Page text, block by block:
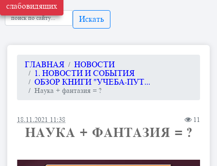
слабовидящих
Искать
ГЛАВНАЯ
НОВОСТИ
1. НОВОСТИ И СОБЫТИЯ
ОБЗОР КНИГИ "УЧЕБА-ПУТ...
Наука + фантазия = ?
18.11.2021 11:38 11
НАУКА + ФАНТАЗИЯ = ?